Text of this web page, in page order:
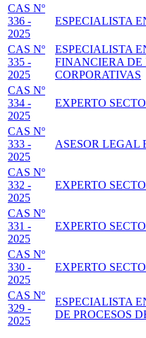
CAS Nº
336 -
2025
ESPECIALISTA
CAS Nº
335 -
2025
ESPECIALISTA
FINANCIERA DE
CORPORATIVAS
CAS Nº
334 -
2025
EXPERTO
CAS Nº
333 -
2025
ASESOR LEGAL
CAS Nº
332 -
2025
EXPERTO
CAS Nº
331 -
2025
EXPERTO
CAS Nº
330 -
2025
EXPERTO
CAS Nº
329 -
2025
ESPECIALISTA
DE PROCESOS